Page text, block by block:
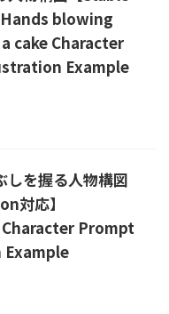
blowing
cake Character
Example
しを握る人物構図
対応】
Prompt